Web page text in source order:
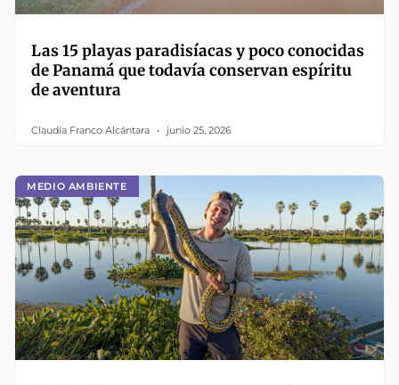
Las 15 playas paradisíacas y poco conocidas
de Panamá que todavía conservan espíritu
de aventura
Claudia Franco Alcántara junio 25, 2026
MEDIO AMBIENTE